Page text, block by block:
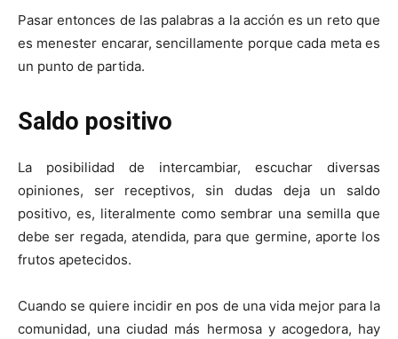
Pasar entonces de las palabras a la acción es un reto que
es menester encarar, sencillamente porque cada meta es
un punto de partida.
Saldo positivo
La posibilidad de intercambiar, escuchar diversas
opiniones, ser receptivos, sin dudas deja un saldo
positivo, es, literalmente como sembrar una semilla que
debe ser regada, atendida, para que germine, aporte los
frutos apetecidos.
Cuando se quiere incidir en pos de una vida mejor para la
comunidad, una ciudad más hermosa y acogedora, hay